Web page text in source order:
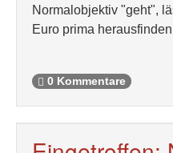
Normalobjektiv "geht",
Euro prima
0 Kommentare